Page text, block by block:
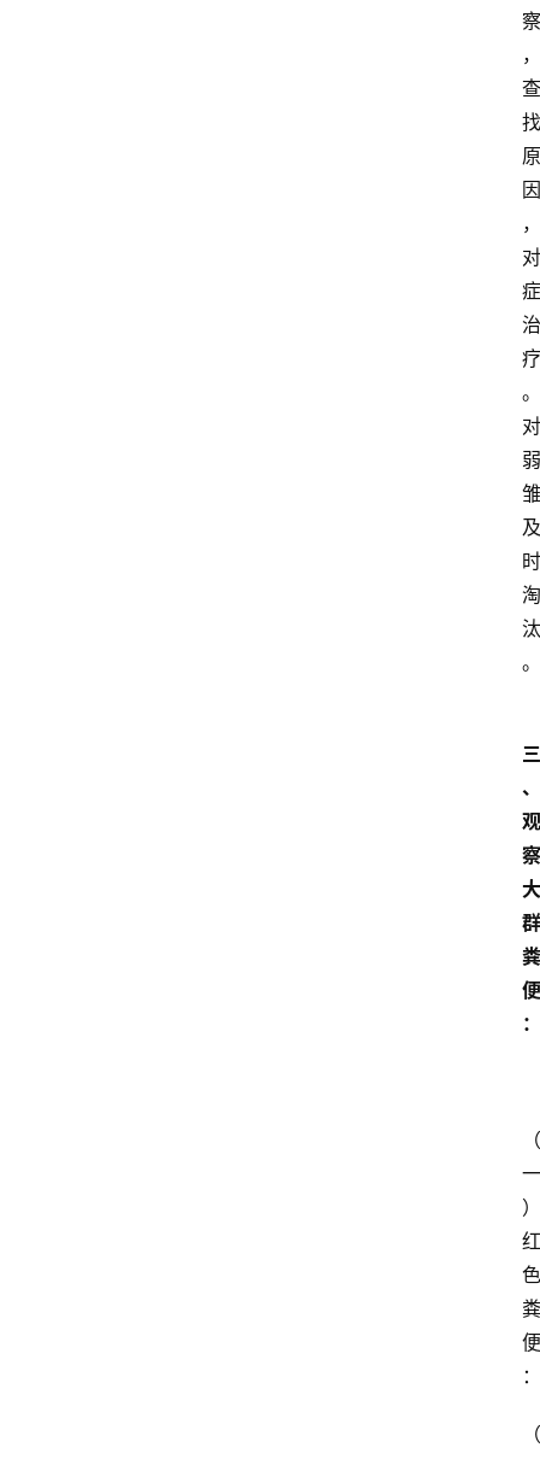
察
，
查
找
原
因
，
对
症
治
疗
。
对
弱
雏
及
时
淘
汰
。
三
、
观
察
大
群
粪
便
：
（
一
）
红
色
粪
便
：
（